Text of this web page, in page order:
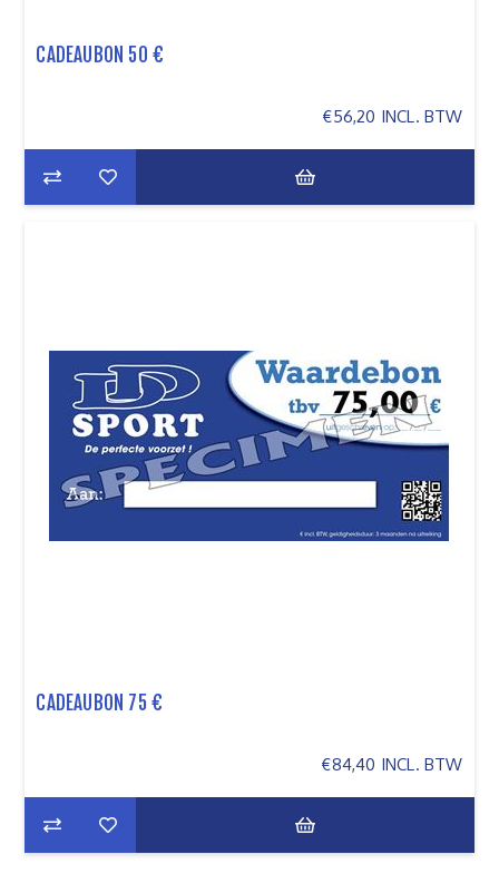
CADEAUBON 50 €
€56,20 INCL. BTW
CADEAUBON 75 €
€84,40 INCL. BTW